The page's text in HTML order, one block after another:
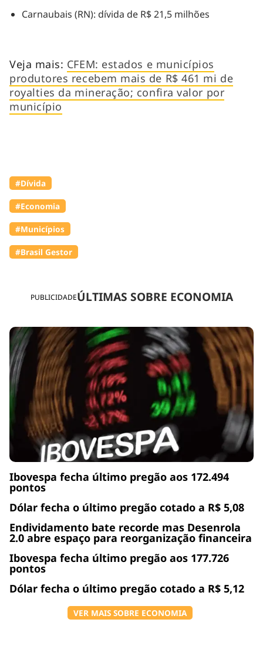
PUBLICIDADEÚLTIMAS SOBRE ECONOMIA
Ibovespa fecha último pregão aos 172.494
pontos
Dólar fecha o último pregão cotado a R$ 5,08
Endividamento bate recorde mas Desenrola
2.0 abre espaço para reorganização financeira
Ibovespa fecha último pregão aos 177.726
pontos
Dólar fecha o último pregão cotado a R$ 5,12
VER MAIS SOBRE ECONOMIA
Carnaubais (RN): dívida de R$ 21,5 milhões
Veja mais: CFEM: estados e municípios
produtores recebem mais de R$ 461 mi de
royalties da mineração; confira valor por
município
#Dívida
#Economia
#Municípios
#Brasil Gestor